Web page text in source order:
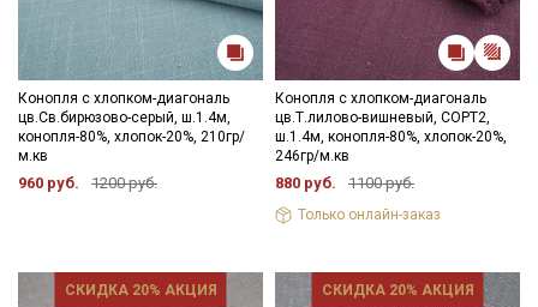
Конопля с хлопком-диагональ
цв.Св.бирюзово-серый, ш.1.4м,
конопля-80%, хлопок-20%, 210гр/
м.кв
960 руб. 1200 руб.
Конопля с хлопком-диагональ
цв.Т.лилово-вишневый, СОРТ2,
ш.1.4м, конопля-80%, хлопок-20%,
246гр/м.кв
880 руб. 1100 руб.
Только онлайн-заказ
СКИДКА 20% АКЦИЯ СКИДКА 20% АКЦИЯ